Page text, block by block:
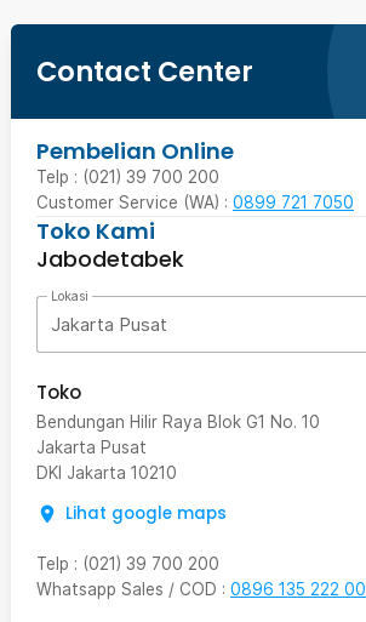
Contact Center
Pembelian Online
Telp : (021) 39 700 200
Customer Service (WA) : 0899 721 7050
Toko Kami
Jabodetabek
Lokasi
Jakarta Pusat
Toko
Bendungan Hilir Raya Blok G1 No. 10
Jakarta Pusat
DKI Jakarta 10210
Lihat google maps
Telp : (021) 39 700 200
Whatsapp Sales / COD : 0896 135 222 00